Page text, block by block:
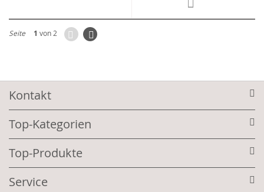
Seite 1 von 2 ZurückSeite
Weiter
Kontakt
Top-Kategorien
Top-Produkte
Service